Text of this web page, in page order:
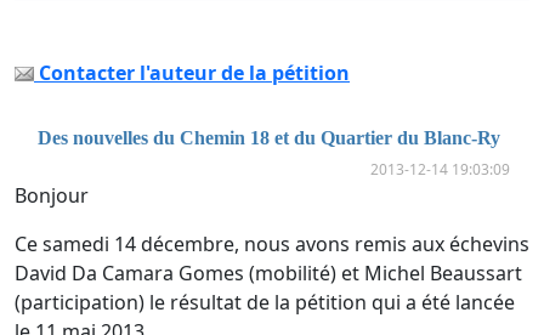
Contacter l'auteur de la pétition
Des nouvelles du Chemin 18 et du Quartier du Blanc-Ry
2013-12-14 19:03:09
Bonjour
Ce samedi 14 décembre, nous avons remis aux échevins
David Da Camara Gomes (mobilité) et Michel Beaussart
(participation) le résultat de la pétition qui a été lancée